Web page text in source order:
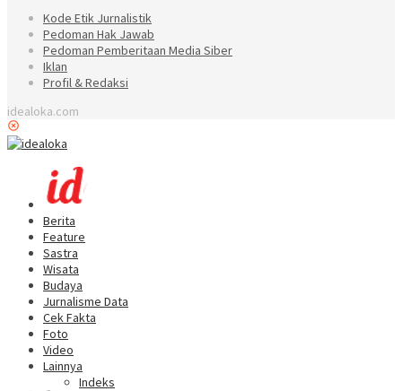
Kode Etik Jurnalistik
Pedoman Hak Jawab
Pedoman Pemberitaan Media Siber
Iklan
Profil & Redaksi
idealoka.com
Berita
Feature
Sastra
Wisata
Budaya
Jurnalisme Data
Cek Fakta
Foto
Video
Lainnya
Indeks